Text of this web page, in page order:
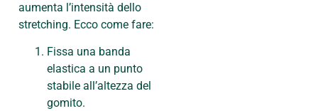
aumenta l’intensità dello
stretching. Ecco come fare:
Fissa una banda
elastica a un punto
stabile all’altezza del
gomito.